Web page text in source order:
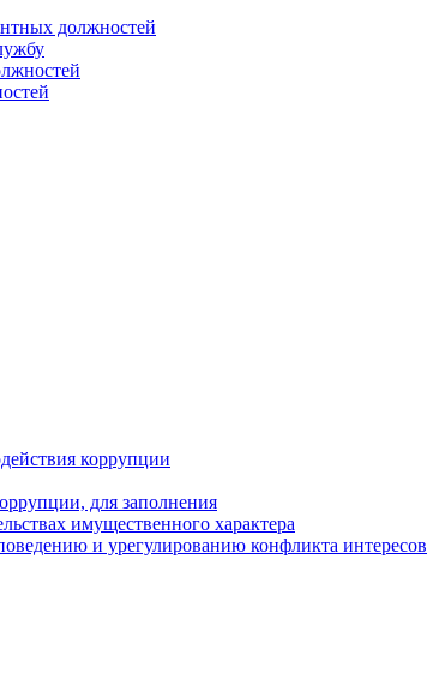
должностей
коррупции
для заполнения
имущественного характера
и урегулированию конфликта интересов